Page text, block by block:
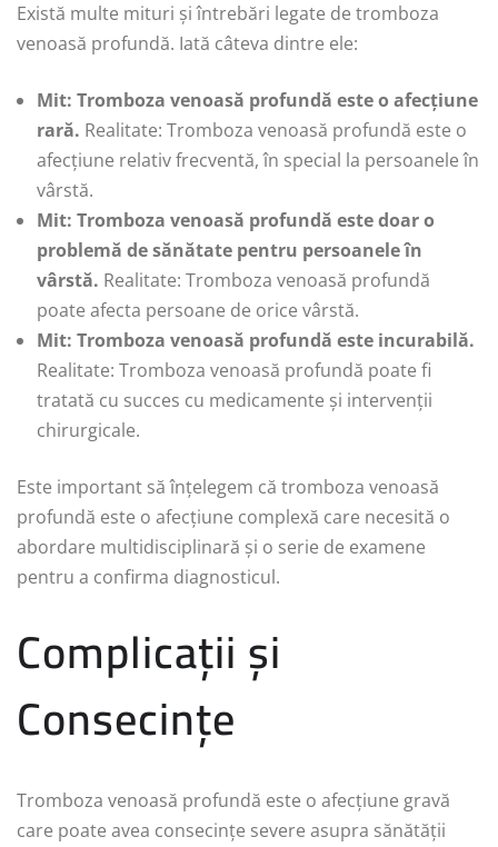
Există multe mituri și întrebări legate de tromboza
venoasă profundă. Iată câteva dintre ele:
Mit: Tromboza venoasă profundă este o afecțiune
rară. Realitate: Tromboza venoasă profundă este o
afecțiune relativ frecventă, în special la persoanele în
vârstă.
Mit: Tromboza venoasă profundă este doar o
problemă de sănătate pentru persoanele în
vârstă. Realitate: Tromboza venoasă profundă
poate afecta persoane de orice vârstă.
Mit: Tromboza venoasă profundă este incurabilă.
Realitate: Tromboza venoasă profundă poate fi
tratată cu succes cu medicamente și intervenții
chirurgicale.
Este important să înțelegem că tromboza venoasă
profundă este o afecțiune complexă care necesită o
abordare multidisciplinară și o serie de examene
pentru a confirma diagnosticul.
Complicații și
Consecințe
Tromboza venoasă profundă este o afecțiune gravă
care poate avea consecințe severe asupra sănătății